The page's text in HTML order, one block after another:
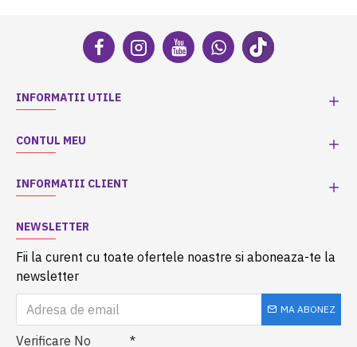
INFORMATII UTILE
CONTUL MEU
INFORMATII CLIENT
NEWSLETTER
Fii la curent cu toate ofertele noastre si aboneaza-te la
newsletter
MA ABONEZ
Verificare No